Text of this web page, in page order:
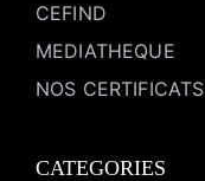
CEFIND
MEDIATHEQUE
NOS CERTIFICATS
CATEGORIES